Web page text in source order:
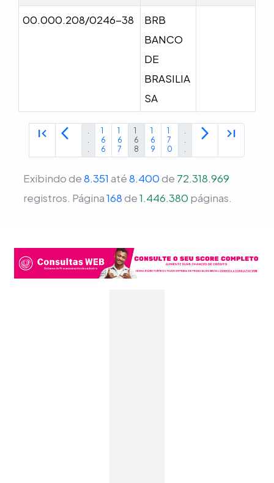
00.000.208/0246-38
BRB
BANCO
DE
BRASILIA
SA
first_page arrow_back_ios
.
.
.
1
6
6
1
6
7
1
6
8
1
6
9
1
7
0
.
.
.
arrow_forward_ios last_page
Exibindo de8.351 até8.400de 72.318.969
registros. Página168de1.446.380 páginas.